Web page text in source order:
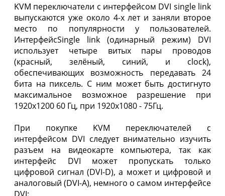
KVM переключатели с интерфейсом DVI single link
выпускаются уже около 4-х лет и заняли второе
место по популярности у пользователей.
ИнтерфейсSingle link (одинарный режим) DVI
использует четыре витых пары проводов
(красный, зелёный, синий, и clock),
обеспечивающих возможность передавать 24
бита на пиксель. С ним может быть достигнуто
максимальное возможное разрешение при
1920x1200 60 Гц, при 1920x1080 - 75Гц.
При покупке KVM переключателей с
интерфейсом DVI следует внимательно изучить
разъем на видеокарте компьютера, так как
интерфейс DVI может пропускать только
цифровой сигнал (DVI-D), а может и цифровой и
аналоговый (DVI-A), немного о самом интерфейсе